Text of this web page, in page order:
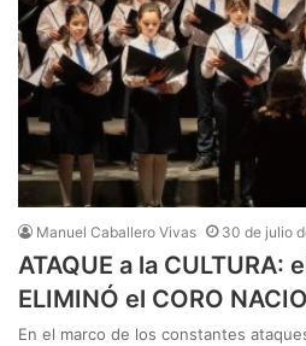
Manuel Caballero Vivas 30 de julio
ATAQUE a la CULTURA:
ELIMINÓ el CORO
En el marco de los constantes